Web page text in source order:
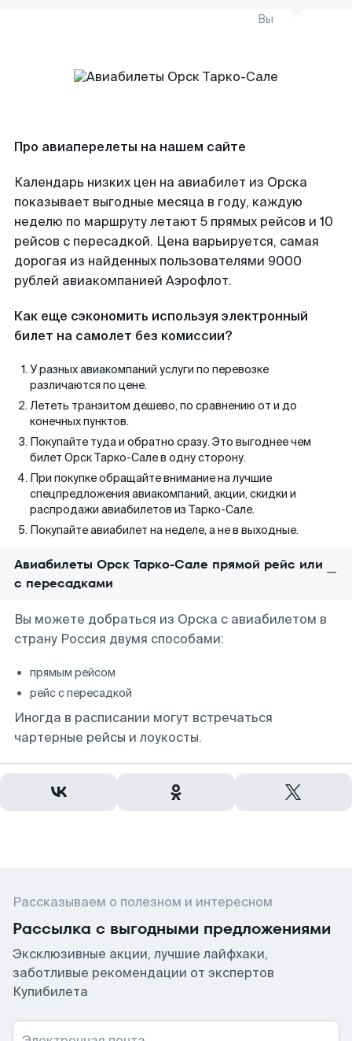
Вы
Про авиаперелеты на нашем сайте
Календарь низких цен на авиабилет из Орска
показывает выгодные месяца в году, каждую
неделю по маршруту летают 5 прямых рейсов и 10
рейсов с пересадкой. Цена варьируется, самая
дорогая из найденных пользователями 9000
рублей авиакомпанией Аэрофлот.
Как еще сэкономить используя электронный
билет на самолет без комиссии?
У разных авиакомпаний услуги по перевозке
различаются по цене.
Лететь транзитом дешево, по сравнению от и до
конечных пунктов.
Покупайте туда и обратно сразу. Это выгоднее чем
билет Орск Тарко-Сале в одну сторону.
При покупке обращайте внимание на лучшие
спецпредложения авиакомпаний, акции, скидки и
распродажи авиабилетов из Тарко-Сале.
Покупайте авиабилет на неделе, а не в выходные.
Авиабилеты Орск Тарко-Сале прямой рейс или
с пересадками
Вы можете добраться из Орска с авиабилетом в
страну Россия двумя способами:
прямым рейсом
рейс с пересадкой
Иногда в расписании могут встречаться
чартерные рейсы и лоукосты.
Рассказываем о полезном и интересном
Рассылка с выгодными предложениями
Эксклюзивные акции, лучшие лайфхаки,
заботливые рекомендации от экспертов
Купибилета